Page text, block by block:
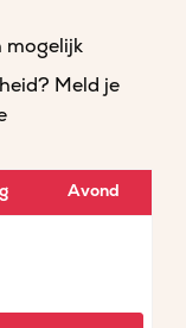
mogelijk
Meld je
Avond